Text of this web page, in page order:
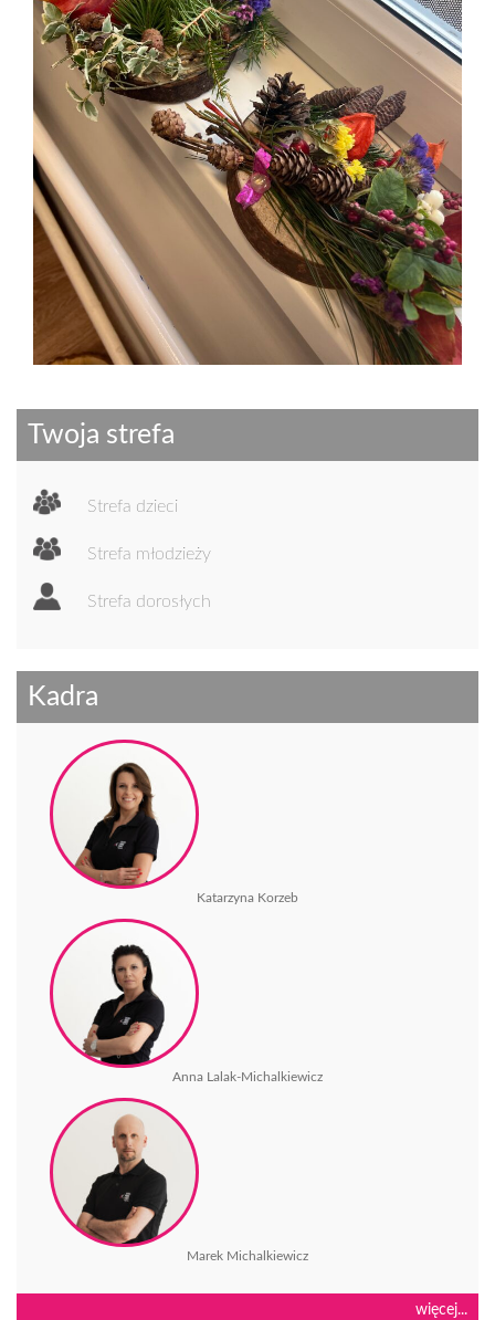
Twoja strefa
Strefa dzieci
Strefa młodzieży
Strefa dorosłych
Kadra
Katarzyna Korzeb
Anna Lalak-Michalkiewicz
Marek Michalkiewicz
więcej...